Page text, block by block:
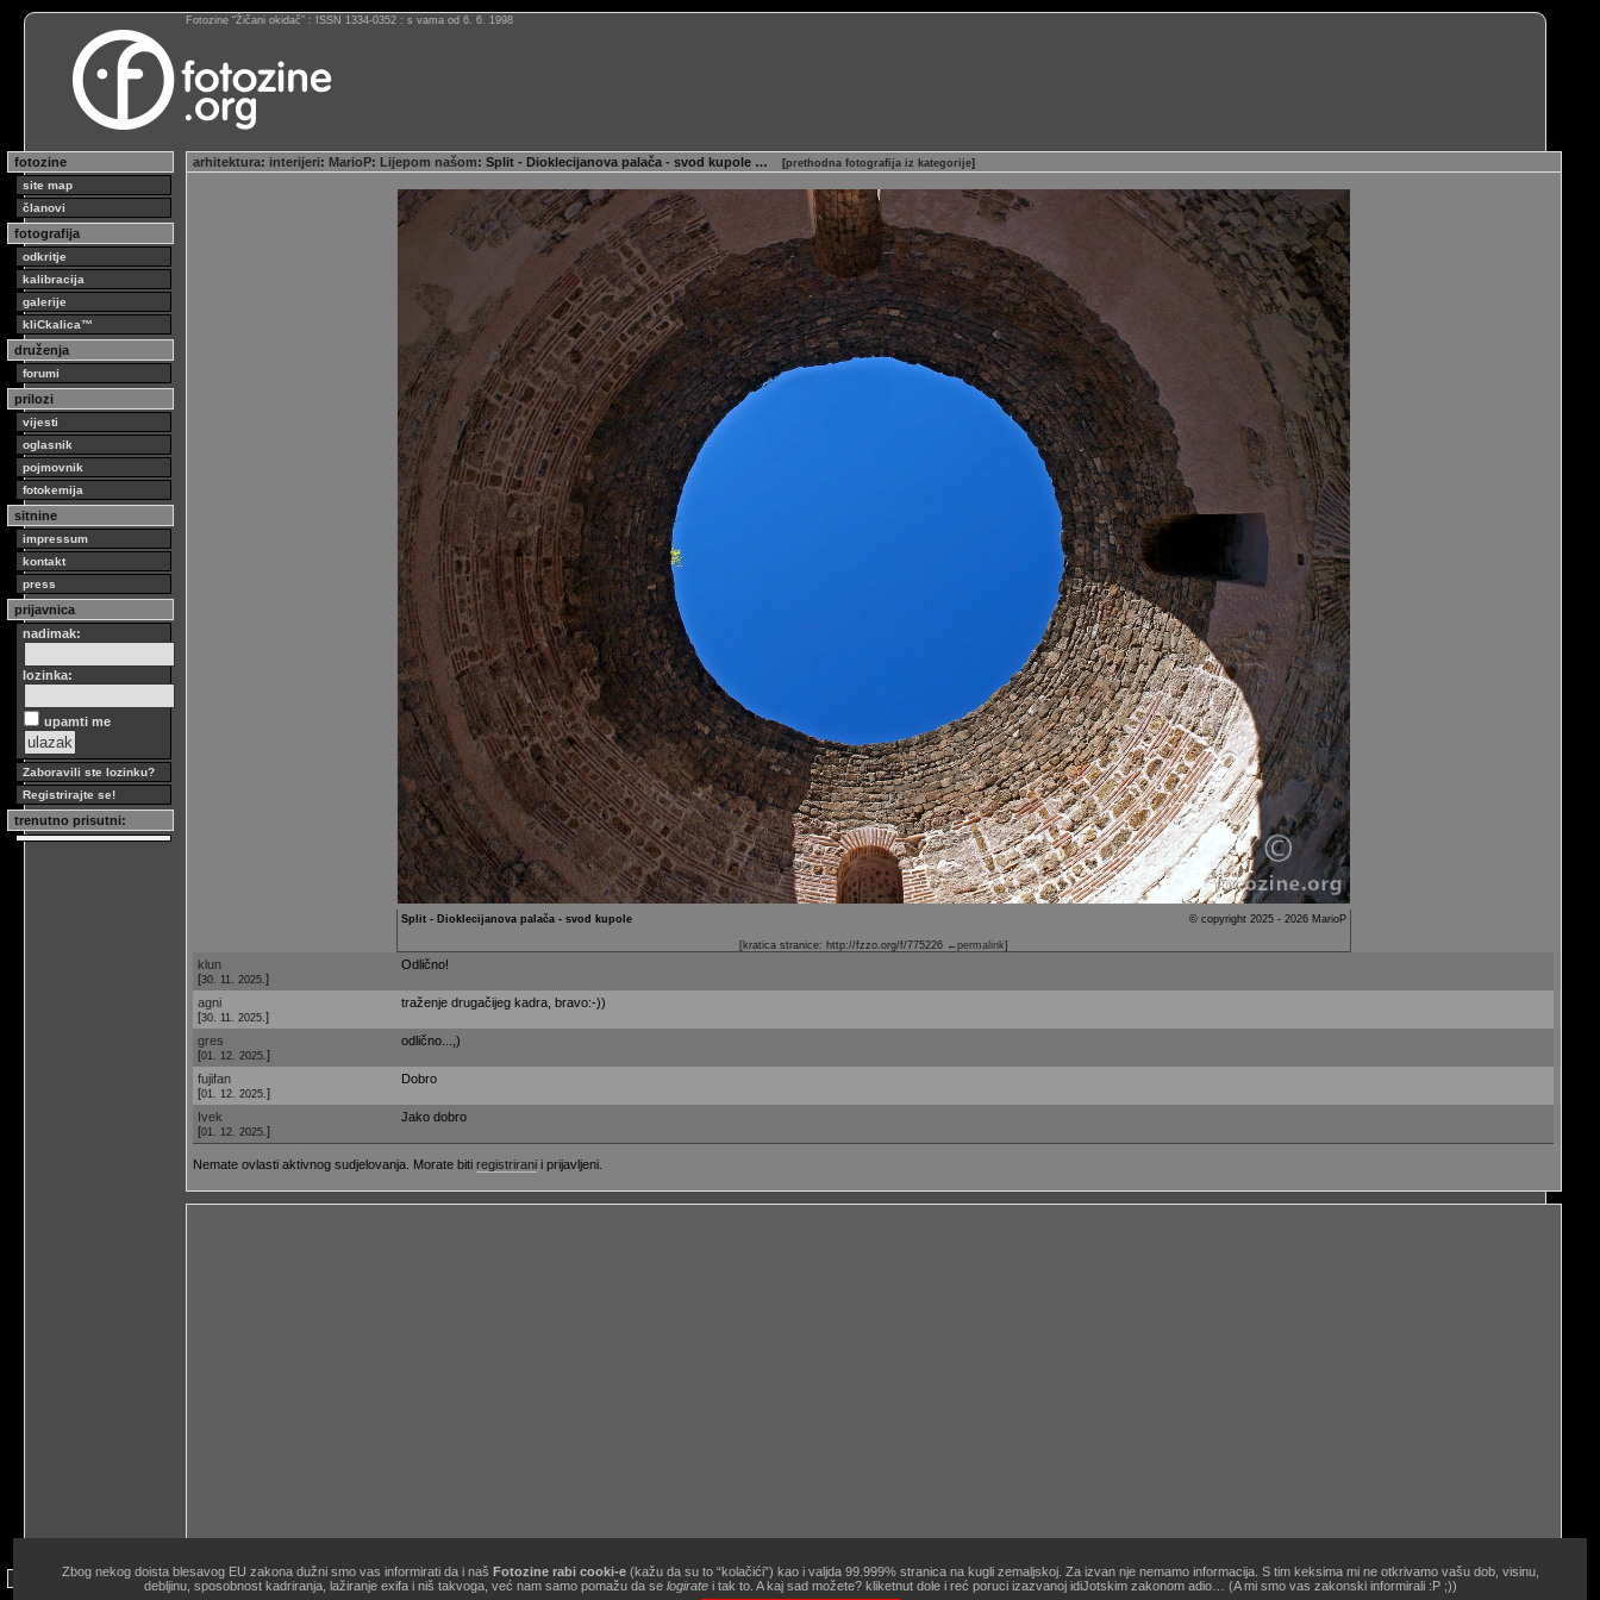
Fotozine “Žičani okidač” : ISSN 1334-0352 : s vama od 6. 6. 1998
fotozine
site map
članovi
fotografija
odkritje
kalibracija
galerije
kliCkalica™
druženja
forumi
prilozi
vijesti
oglasnik
pojmovnik
fotokemija
sitnine
impressum
kontakt
press
prijavnica
nadimak:
lozinka:
upamti me
Zaboravili ste lozinku?
Registrirajte se!
trenutno prisutni:
arhitektura: interijeri: MarioP: Lijepom našom: Split - Dioklecijanova palača - svod kupole … [prethodna fotografija iz kategorije]
© copyright 2025 - 2026 MarioP
Split - Dioklecijanova palača - svod kupole
[kratica stranice: http://fzzo.org/f/775226 ←permalink]
klun
[30. 11. 2025. ]
Odlično!
agni
[30. 11. 2025. ]
traženje drugačijeg kadra, bravo:-))
gres
[01. 12. 2025. ]
odlično...,)
fujifan
[01. 12. 2025. ]
Dobro
Ivek
[01. 12. 2025. ]
Jako dobro
Nemate ovlasti aktivnog sudjelovanja. Morate biti registrirani i prijavljeni.
site copyright © 1998.-2026. Janko Belaj / Fotozine "Žičani okidač" [site powered byZine V3 alpha 9.1 ] .:korisnički ugovor / terms of use:. …&obavezno štivo!
Zbog nekog doista blesavog EU zakona dužni smo vas informirati da i naš Fotozine rabi cooki-e(kažu da su to “kolačići”) kao i valjda 99.999% stranica na kugli zemaljskoj. Za izvan nje nemamo informacija. S tim keksima mi ne otkrivamo vašu dob, visinu,
debljinu, sposobnost kadriranja, lažiranje exifa i niš takvoga, već nam samo pomažu da se logiratei tak to. A kaj sad možete? kliketnut dole i reć poruci izazvanoj idiJotskim zakonom adio… (A mi smo vas zakonski informirali :P ;))